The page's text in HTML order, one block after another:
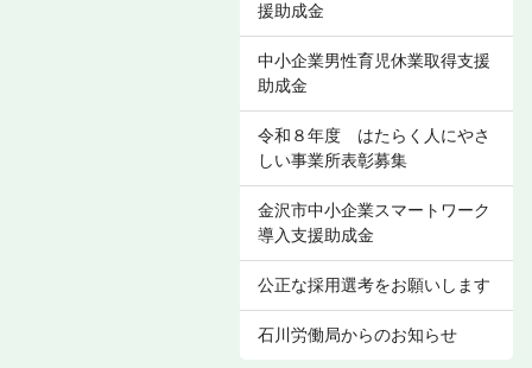
援助成金
中小企業男性育児休業取得支援
助成金
令和８年度 はたらく人にやさ
しい事業所表彰募集
金沢市中小企業スマートワーク
導入支援助成金
公正な採用選考をお願いします
石川労働局からのお知らせ